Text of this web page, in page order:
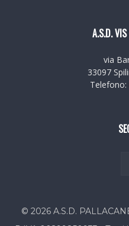
A.S.D.
via
33097
Telefono:
© 2026 A.S.D.